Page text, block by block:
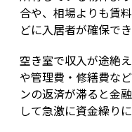
合や、相場よりも賃
どに入居者が確保で
空き室で収入が途絶
や管理費・修繕費な
ンの返済が滞ると金
して急激に資金繰り